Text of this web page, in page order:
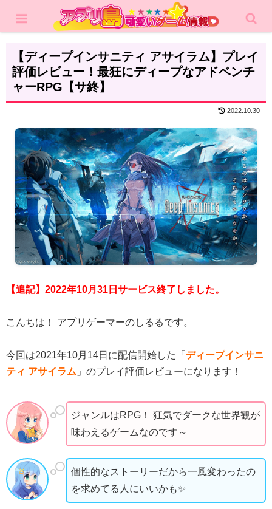
レビュー RPG
【ディープインサニティ アサイラム】プレイ
評価レビュー！最狂にディープなアドベンチ
ャーRPG【サ終】
2022.10.30
【追記】2022年10月31日サービス終了しました。
こんちは！ アプリゲーマーのしるるです。
今回は2021年10月14日に配信開始した「 ディープインサニ
ティ アサイラム 」のプレイ評価レビューになります！
ジャンルはRPG！ 狂気でダークな世界観が
味わえるゲームなのです～
個性的なストーリーだから一風変わったの
を求めてる人にいいかも✨